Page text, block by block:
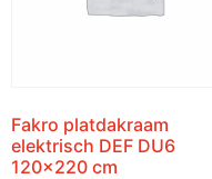
Fakro platdakraam
elektrisch DEF DU6
120×220 cm